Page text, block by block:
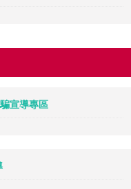
宣導專區